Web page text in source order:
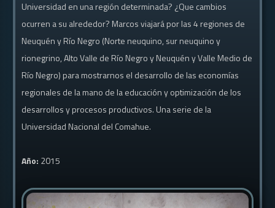
Universidad en una región determinada? ¿Que cambios
ocurren a su alrededor? Marcos viajará por las 4 regiones de
Neuquén y Río Negro (Norte neuquino, sur neuquino y
rionegrino, Alto Valle de Río Negro y Neuquén y Valle Medio de
Río Negro) para mostrarnos el desarrollo de las economías
regionales de la mano de la educación y optimización de los
desarrollos y procesos productivos. Una serie de la
Universidad Nacional del Comahue.
Año: 2015